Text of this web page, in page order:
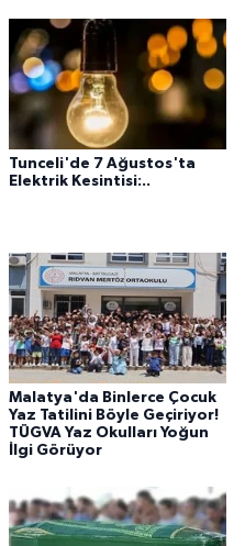
Tunceli'de 7 Ağustos'ta
Elektrik Kesintisi:..
Malatya'da Binlerce Çocuk
Yaz Tatilini Böyle Geçiriyor!
TÜGVA Yaz Okulları Yoğun
İlgi Görüyor